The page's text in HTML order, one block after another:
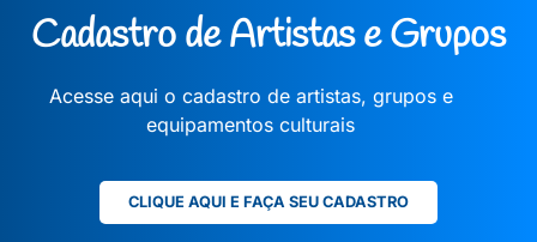
Cadastro de Artistas e Grupos
Acesse aqui o cadastro de artistas, grupos e
equipamentos culturais
CLIQUE AQUI E FAÇA SEU CADASTRO